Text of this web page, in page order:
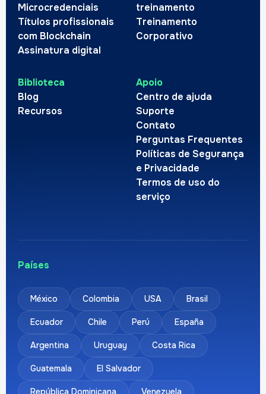
Microcredenciais
Títulos profissionais
com Blockchain
Assinatura digital
treinamento
Treinamento
Corporativo
Biblioteca
Blog
Recursos
Apoio
Centro de ajuda
Suporte
Contato
Perguntas Frequentes
Políticas de Segurança
e Privacidade
Termos de uso do
serviço
Países
México Colombia USA Brasil
Ecuador Chile Perú España
Argentina Uruguay Costa Rica
Guatemala El Salvador
República Dominicana Venezuela